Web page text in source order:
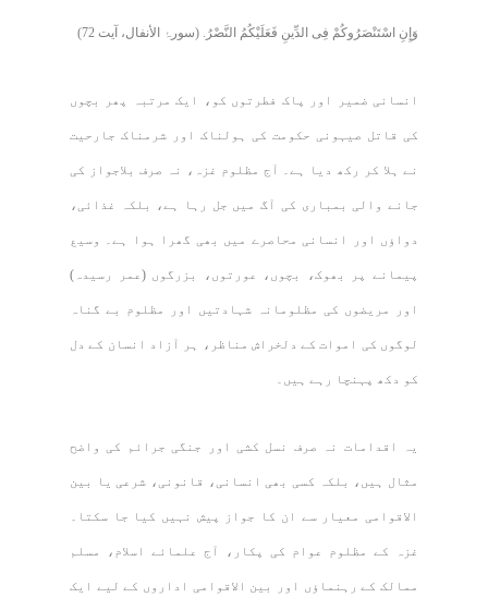
وَإِنِ اسْتَنْصَرُوكُمْ فِی الدِّینِ فَعَلَیْكُمُ النَّصْرُ. (سورۂ الأنفال، آیت 72)
انسانی ضمیر اور پاک فطرتوں کو، ایک مرتبہ پھر بچوں
کی قاتل صیہونی حکومت کی ہولناک اور شرمناک جارحیت
نے ہلا کر رکھ دیا ہے۔ آج مظلوم غزہ، نہ صرف بلاجواز کی
جانے والی بمباری کی آگ میں جل رہا ہے، بلکہ غذائی،
دواؤں اور انسانی محاصرے میں بھی گھرا ہوا ہے۔ وسیع
پیمانے پر بھوک، بچوں، عورتوں، بزرگوں (عمر رسیدہ)
اور مریضوں کی مظلومانہ شہادتیں اور مظلوم بے گناہ
لوگوں کی اموات کے دلخراش مناظر، ہر آزاد انسان کے دل
کو دکھ پہنچا رہے ہیں۔
یہ اقدامات نہ صرف نسل کشی اور جنگی جرائم کی واضح
مثال ہیں، بلکہ کسی بھی انسانی، قانونی، شرعی یا بین
الاقوامی معیار سے ان کا جواز پیش نہیں کیا جا سکتا۔
غزہ کے مظلوم عوام کی پکار، آج علمائے اسلام، مسلم
ممالک کے رہنماؤں اور بین الاقوامی اداروں کے لیے ایک